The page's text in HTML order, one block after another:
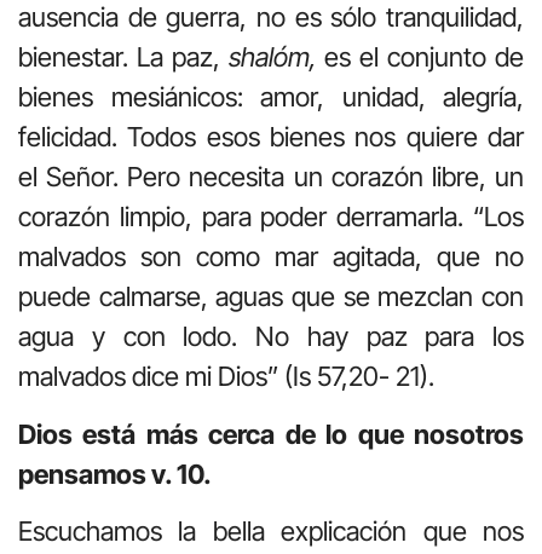
ausencia de guerra, no es sólo tranquilidad,
bienestar. La paz, shalóm,es el conjunto de
bienes mesiánicos: amor, unidad, alegría,
felicidad. Todos esos bienes nos quiere dar
el Señor. Pero necesita un corazón libre, un
corazón limpio, para poder derramarla. “Los
malvados son como mar agitada, que no
puede calmarse, aguas que se mezclan con
agua y con lodo. No hay paz para los
malvados dice mi Dios” (Is 57,20- 21).
Dios está más cerca de lo que nosotros
pensamos v. 10.
Escuchamos la bella explicación que nos